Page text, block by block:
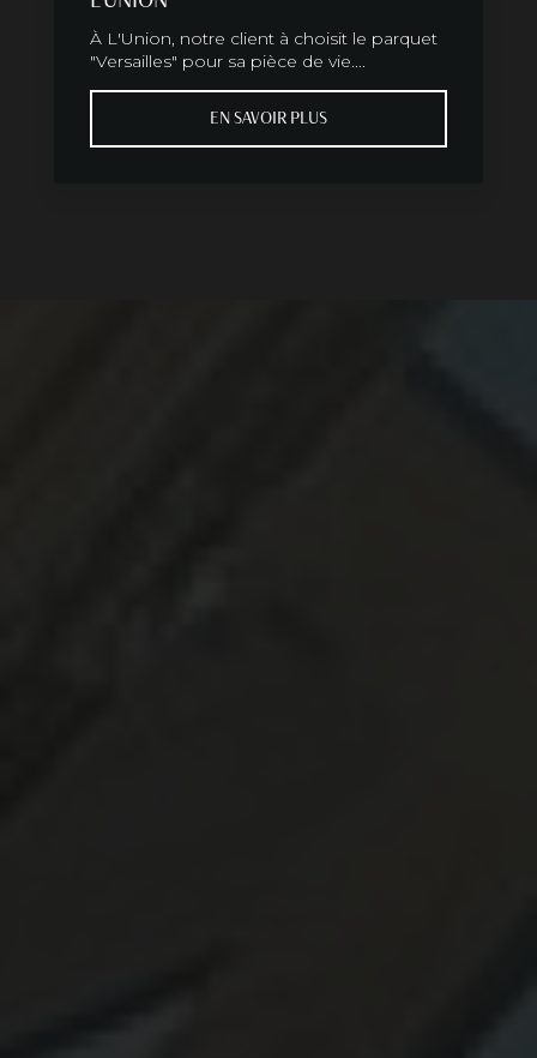
À L'Union, notre client à choisit le parquet
"Versailles" pour sa pièce de vie....
EN SAVOIR PLUS